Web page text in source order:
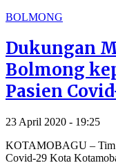
BOLMONG
Dukungan
Bolmong
Pasien
23 April 2020 - 19:25
KOTAMOBAGU – Tim
Covid-29 Kota